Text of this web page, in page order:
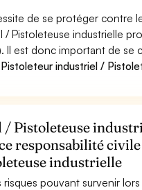
de se protéger contre
Pistoleteuse industrielle
Il est donc important de se
industriel /
Pistoleteuse
responsabilité
industrielle
pouvant survenir